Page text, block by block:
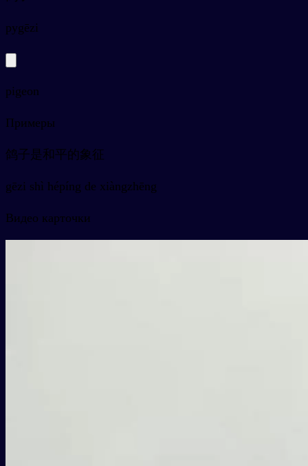
pygēzi
pigeon
Примеры
鸽子是和平的象征
gēzi shì hépíng de xiàngzhēng
Видео карточки